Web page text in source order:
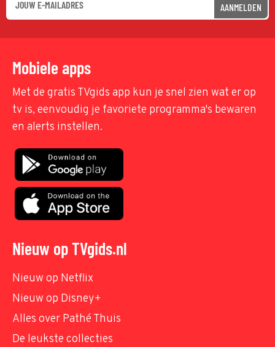
AANMELDEN
Mobiele apps
Met de gratis TVgids app kun je snel zien wat er op
tv is, eenvoudig je favoriete programma's bewaren
en alerts instellen.
Nieuw op TVgids.nl
Nieuw op Netflix
Nieuw op Disney+
Alles over Pathé Thuis
De leukste collecties